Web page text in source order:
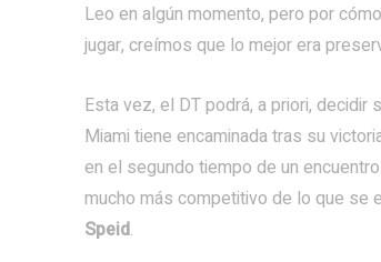
Leo en algún momento, pero por
jugar, creímos que lo mejor era
Esta vez, el DT podrá, a priori,
Miami tiene encaminada tras su
en el segundo tiempo de un
mucho más competitivo de lo que se
Speid.